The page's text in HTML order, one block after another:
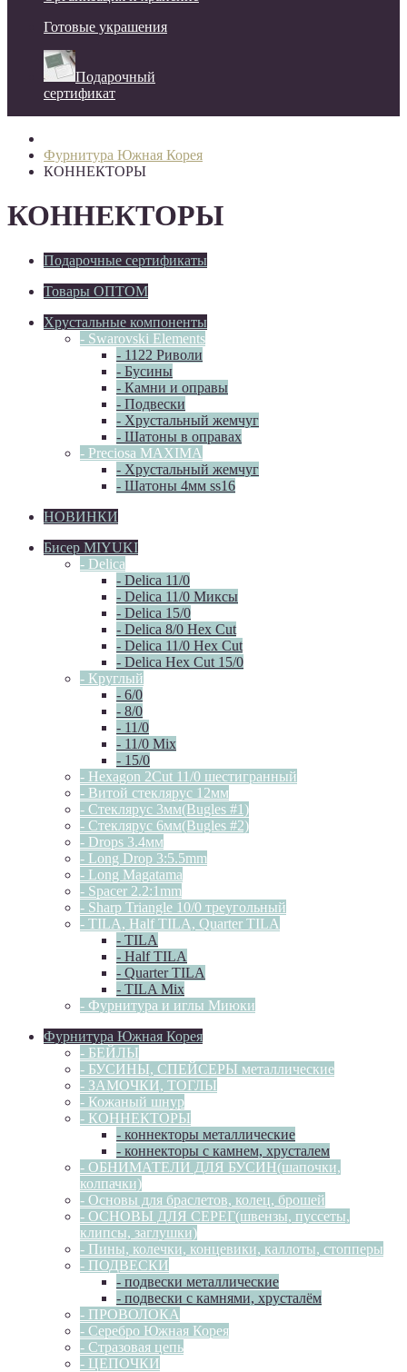
Готовые украшения
Подарочный
сертификат
Фурнитура Южная Корея
КОННЕКТОРЫ
КОННЕКТОРЫ
Подарочные сертификаты
Товары ОПТОМ
Хрустальные компоненты
- Swarovski Elements
- 1122 Риволи
- Бусины
- Камни и оправы
- Подвески
- Хрустальный жемчуг
- Шатоны в оправах
- Preciosa MAXIMA
- Хрустальный жемчуг
- Шатоны 4мм ss16
НОВИНКИ
Бисер MIYUKI
- Delica
- Delica 11/0
- Delica 11/0 Миксы
- Delica 15/0
- Delica 8/0 Hex Cut
- Delica 11/0 Hex Cut
- Delica Hex Cut 15/0
- Круглый
- 6/0
- 8/0
- 11/0
- 11/0 Mix
- 15/0
- Hexagon 2Cut 11/0 шестигранный
- Витой стеклярус 12мм
- Стеклярус 3мм(Bugles #1)
- Стеклярус 6мм(Bugles #2)
- Drops 3.4мм
- Long Drop 3:5.5mm
- Long Magatama
- Spacer 2.2:1mm
- Sharp Triangle 10/0 треугольный
- TILA, Half TILA, Quarter TILA
- TILA
- Half TILA
- Quarter TILA
- TILA Mix
- Фурнитура и иглы Миюки
Фурнитура Южная Корея
- БЕЙЛЫ
- БУСИНЫ, СПЕЙСЕРЫ металлические
- ЗАМОЧКИ, ТОГЛЫ
- Кожаный шнур
- КОННЕКТОРЫ
- коннекторы металлические
- коннекторы с камнем, хрусталем
- ОБНИМАТЕЛИ ДЛЯ БУСИН(шапочки,
колпачки)
- Основы для браслетов, колец, брошей
- ОСНОВЫ ДЛЯ СЕРЕГ(швензы, пуссеты,
клипсы, заглушки)
- Пины, колечки, концевики, каллоты, стопперы
- ПОДВЕСКИ
- подвески металлические
- подвески с камнями, хрусталём
- ПРОВОЛОКА
- Серебро Южная Корея
- Стразовая цепь
- ЦЕПОЧКИ